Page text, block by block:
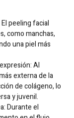
peeling facial
como manchas,
una piel más
Al
externa de la
de colágeno, lo
y juvenil.
Durante el